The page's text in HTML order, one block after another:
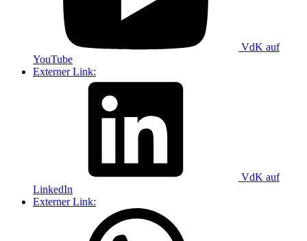
VdK auf
YouTube
Externer Link:
VdK auf
LinkedIn
Externer Link: